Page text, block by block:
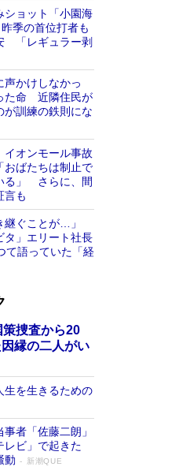
ショット「小園海
季の首位打者も
「レギュラー剥
声かけしなかっ
た命 近隣住民が
が訓練の鉄則にな
オンモール事故
ばたちは制止で
る」 さらに、間
言も
継ぐことが…」
タ」エリート社長
語っていた「経
捜査から20
縁の二人がい
生を生きるための
者「佐藤二朗」
ビ」で起きた
動
新潮QUE